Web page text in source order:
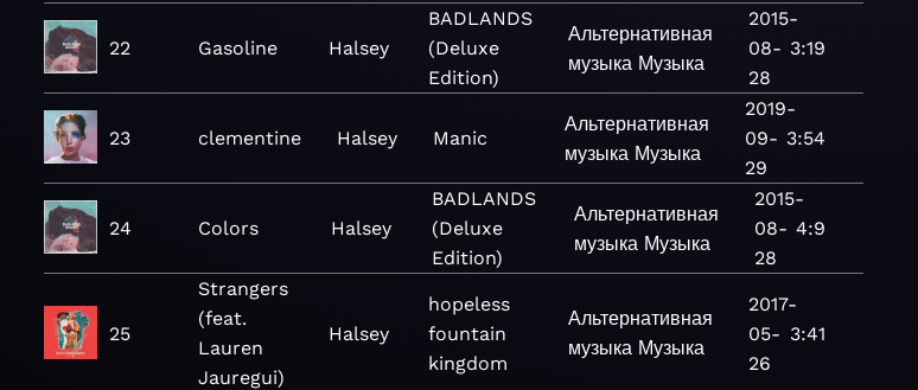
22 Gasoline Halsey
BADLANDS
(Deluxe
Edition)
Альтернативная
музыка Музыка
2015-
08-
28
3:19
23 clementine Halsey Manic
Альтернативная
музыка Музыка
2019-
09-
29
3:54
24 Colors Halsey
BADLANDS
(Deluxe
Edition)
Альтернативная
музыка Музыка
2015-
08-
28
4:9
25
Strangers
(feat.
Lauren
Jauregui)
Halsey
hopeless
fountain
kingdom
Альтернативная
музыка Музыка
2017-
05-
26
3:41